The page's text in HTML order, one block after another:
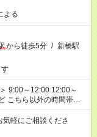
よる
から徒歩5分 / 新橋駅
軽にご相談くださ